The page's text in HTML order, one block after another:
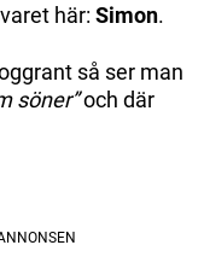
här: Simon.
så ser man
söner”och där